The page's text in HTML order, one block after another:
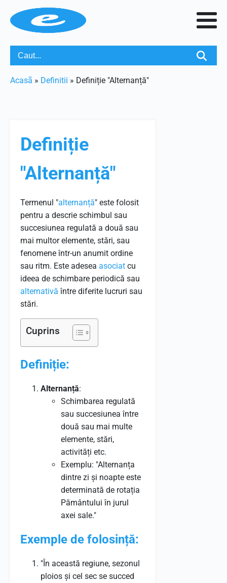
Acasã » Definitii » Definiție "Alternanță"
Definiție
"Alternanță"
Termenul "alternanță" este folosit
pentru a descrie schimbul sau
succesiunea regulată a două sau
mai multor elemente, stări, sau
fenomene într-un anumit ordine
sau ritm. Este adesea asociat cu
ideea de schimbare periodică sau
alternativă între diferite lucruri sau
stări.
Cuprins
Definiție:
Alternanță:
Schimbarea regulată
sau succesiunea între
două sau mai multe
elemente, stări,
activități etc.
Exemplu: "Alternanța
dintre zi și noapte este
determinată de rotația
Pământului în jurul
axei sale."
Exemple de folosință:
"În această regiune, sezonul
ploios și cel sec se succed